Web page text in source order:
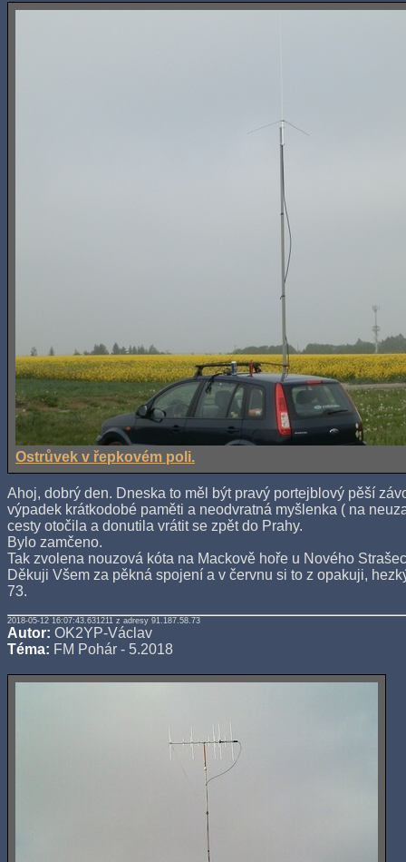
Ostrůvek v řepkovém poli.
Ahoj, dobrý den. Dneska to měl být pravý portejblový pěší
výpadek krátkodobé paměti a neodvratná myšlenka ( na
cesty otočila a donutila vrátit se zpět do Prahy.
Bylo zamčeno.
Tak zvolena nouzová kóta na Mackově hoře u Nového
Děkuji Všem za pěkná spojení a v červnu si to z opakuji,
73.
2018-05-12 16:07:43.631211 z adresy 91.187.58.73
Autor: OK2YP-Václav
Téma: FM Pohár - 5.2018